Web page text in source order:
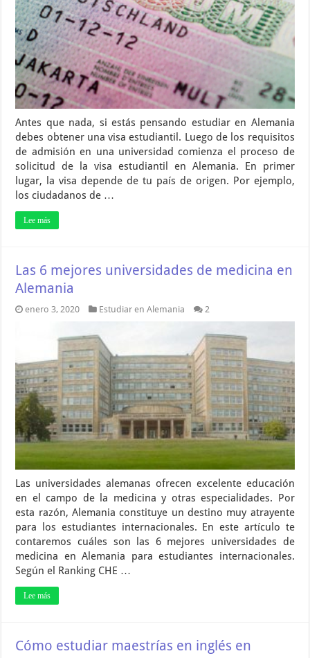
Antes que nada, si estás pensando estudiar en Alemania
debes obtener una visa estudiantil. Luego de los requisitos
de admisión en una universidad comienza el proceso de
solicitud de la visa estudiantil en Alemania. En primer
lugar, la visa depende de tu país de origen. Por ejemplo,
los ciudadanos de …
Lee más
Las 6 mejores universidades de medicina en
Alemania
enero 3, 2020 Estudiar en Alemania 2
Las universidades alemanas ofrecen excelente educación
en el campo de la medicina y otras especialidades. Por
esta razón, Alemania constituye un destino muy atrayente
para los estudiantes internacionales. En este artículo te
contaremos cuáles son las 6 mejores universidades de
medicina en Alemania para estudiantes internacionales.
Según el Ranking CHE …
Lee más
Cómo estudiar maestrías en inglés en